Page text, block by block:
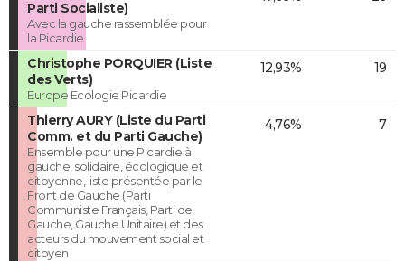
Parti Socialiste)
Avec la gauche rassemblée pour
la Picardie
Christophe PORQUIER (Liste
des Verts)
Europe Ecologie Picardie
12,93% 19
Thierry AURY (Liste du Parti
Comm. et du Parti Gauche)
Ensemble pour une Picardie à
gauche, solidaire, écologique et
citoyenne, liste présentée par le
Front de Gauche (Parti
Communiste Français, Parti de
Gauche, Gauche Unitaire) et des
acteurs du mouvement social et
citoyen
4,76% 7